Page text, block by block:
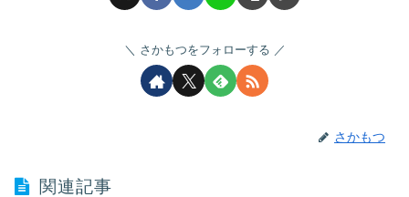
さかもつをフォローする
さかもつ
関連記事